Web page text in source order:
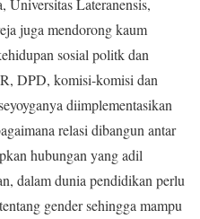
Universitas Lateranensis,
juga mendorong kaum
sosial politk dan
DPD, komisi-komisi dan
diimplementasikan
relasi dibangun antar
hubungan yang adil
dalam dunia pendidikan perlu
gender sehingga mampu